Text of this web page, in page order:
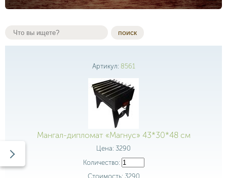
поиск
Артикул: 8561
Мангал-дипломат «Магнус» 43*30*48 см
Цена: 3290
Количество:
Стоимость: 3290